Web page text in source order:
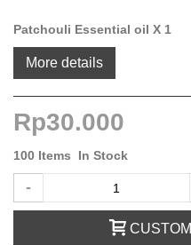
Patchouli Essential oil X 1
More details
Rp30.000
100 Items In Stock
-